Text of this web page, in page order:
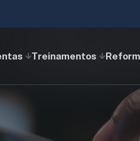
Treinamentos